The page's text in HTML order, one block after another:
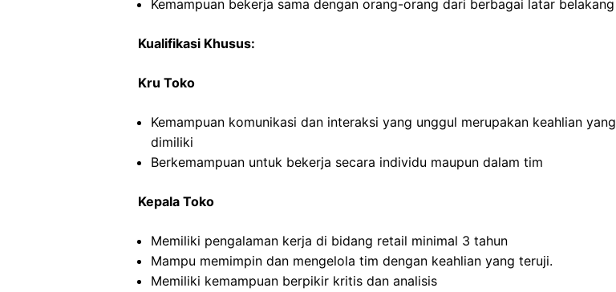
Kemampuan bekerja sama dengan orang-orang dari berbagai latar belakang
Kualifikasi Khusus:
Kru Toko
Kemampuan komunikasi dan interaksi yang unggul merupakan keahlian yang
dimiliki
Berkemampuan untuk bekerja secara individu maupun dalam tim
Kepala Toko
Memiliki pengalaman kerja di bidang retail minimal 3 tahun
Mampu memimpin dan mengelola tim dengan keahlian yang teruji.
Memiliki kemampuan berpikir kritis dan analisis